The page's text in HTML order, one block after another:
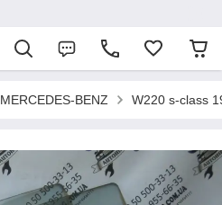
MERCEDES-BENZ W220 s-class